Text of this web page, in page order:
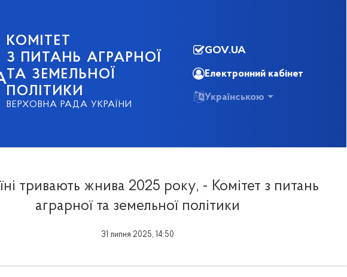
КОМІТЕТ
З ПИТАНЬ АГРАРНОЇ
ТА ЗЕМЕЛЬНОЇ
ПОЛІТИКИ
ВЕРХОВНА РАДА УКРАЇНИ
GOV.UA
Електронний кабінет
Українською
тривають жнива 2025 року, - Комітет з питань
аграрної та земельної політики
31 липня 2025, 14:50